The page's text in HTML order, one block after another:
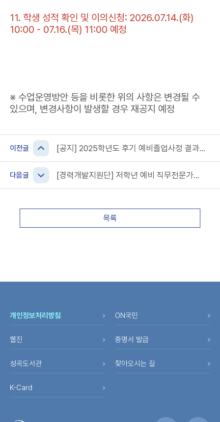
11. 학생 성적 확인 및 이의신청: 2026.07.14.(화)
10:00 - 07.16.(목) 11:00 예정
※ 수업운영방안 등을 비롯한 위의 사항은 변경될 수
있으며, 변경사항이 발생할 경우 재공지 예정
이전글
[공지] 2025학년도 후기 예비졸업사정 결과
다음글
[경력개발지원단] 저학년 예비 직무전문가
목록
개인정보처리방침 ON국민
웹진 증명서 발급
성곡도서관 찾아오시는 길
K-Card